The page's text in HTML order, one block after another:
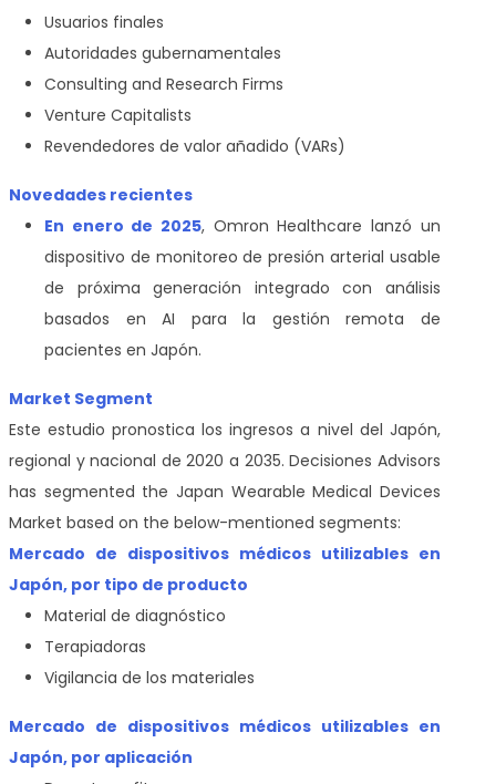
Usuarios finales
Autoridades gubernamentales
Consulting and Research Firms
Venture Capitalists
Revendedores de valor añadido (VARs)
Novedades recientes
En enero de 2025, Omron Healthcare lanzó un
dispositivo de monitoreo de presión arterial usable
de próxima generación integrado con análisis
basados en AI para la gestión remota de
pacientes en Japón.
Market Segment
Este estudio pronostica los ingresos a nivel del Japón,
regional y nacional de 2020 a 2035. Decisiones Advisors
has segmented the Japan Wearable Medical Devices
Market based on the below-mentioned segments:
Mercado de dispositivos médicos utilizables en
Japón, por tipo de producto
Material de diagnóstico
Terapiadoras
Vigilancia de los materiales
Mercado de dispositivos médicos utilizables en
Japón, por aplicación